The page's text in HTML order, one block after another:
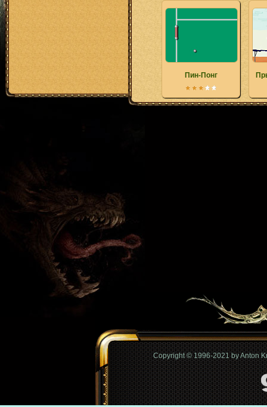
Пин-Понг
Copyright © 1996-2021 by Anton